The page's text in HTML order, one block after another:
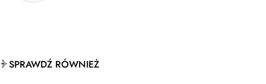
SPRAWDŹ RÓWNIEŻ